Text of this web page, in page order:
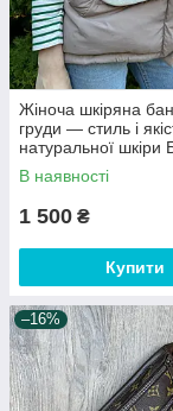
Жіноча шкіряна
груди — стиль і
натуральної шкіри
В наявності
1 500 ₴
Купити
–16%